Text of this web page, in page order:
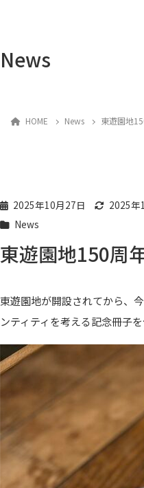
News
HOME News 東遊園地
2025年10月27日 2025年
News
東遊園地150周
東遊園地が開設されてから、
ンティティを考える記念冊子を